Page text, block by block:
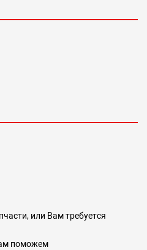
или Вам требуется
поможем